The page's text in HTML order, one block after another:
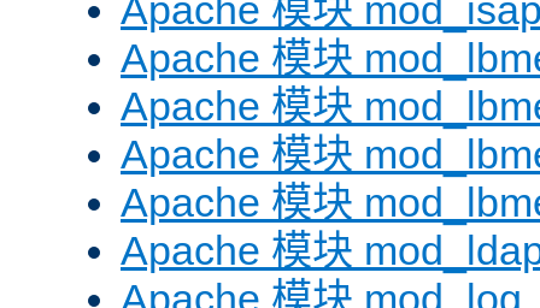
Apache 模块
Apache 模块
Apache 模块
Apache 模块
Apache 模块
Apache 模块
Apache 模块